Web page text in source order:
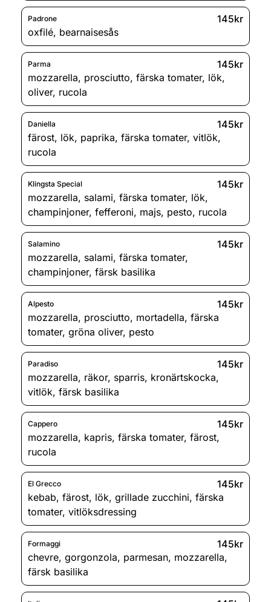
Padrone
145kr
oxfilé, bearnaisesås
Parma
145kr
mozzarella, prosciutto, färska tomater, lök,
oliver, rucola
Daniella
145kr
färost, lök, paprika, färska tomater, vitlök,
rucola
Klingsta Special
145kr
mozzarella, salami, färska tomater, lök,
champinjoner, fefferoni, majs, pesto, rucola
Salamino
145kr
mozzarella, salami, färska tomater,
champinjoner, färsk basilika
Alpesto
145kr
mozzarella, prosciutto, mortadella, färska
tomater, gröna oliver, pesto
Paradiso
145kr
mozzarella, räkor, sparris, kronärtskocka,
vitlök, färsk basilika
Cappero
145kr
mozzarella, kapris, färska tomater, färost,
rucola
El Grecco
145kr
kebab, färost, lök, grillade zucchini, färska
tomater, vitlöksdressing
Formaggi
145kr
chevre, gorgonzola, parmesan, mozzarella,
färsk basilika